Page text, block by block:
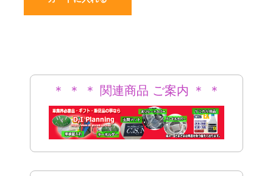
＊ ＊ ＊ 関連商品 ご案内 ＊ ＊
＊